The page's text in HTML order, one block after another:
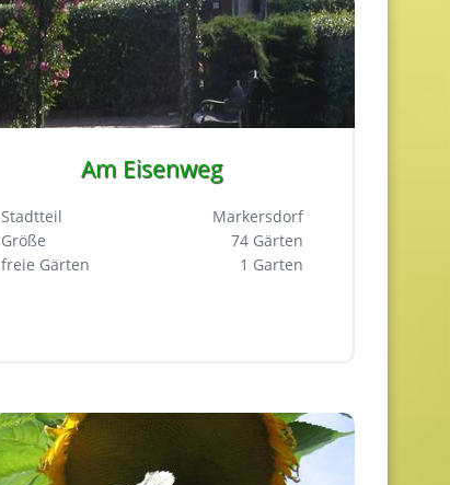
Am Eisenweg
Stadtteil
Markersdorf
Größe
74 Gärten
freie Gärten
1 Garten